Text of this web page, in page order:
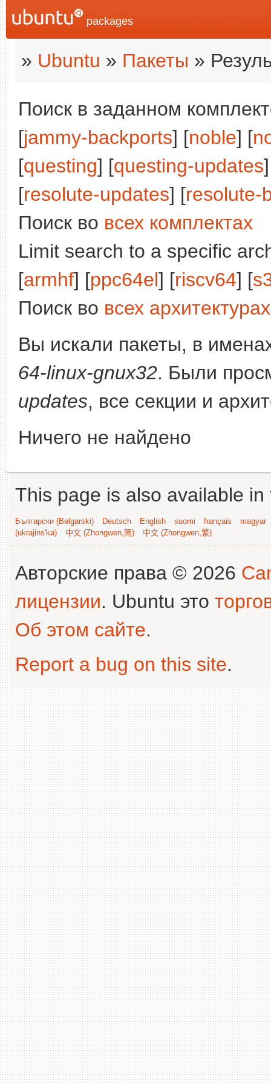
packages
» Ubuntu » Пакеты »
Поиск в заданном
[jammy-backports] [noble] [
[questing] [questing-updates
[resolute-updates] [resolute-
Поиск во всех комплектах
Limit search to a specific
[armhf] [ppc64el] [riscv64] [
Поиск во всех архитектурах
Вы искали пакеты, в
64-linux-gnux32. Были
updates, все секции и
Ничего не найдено
This page is also available
Български (Bəlgarski) Deutsch English suomi français
magyar
(ukrajins'ka)
中文 (Zhongwen,简) 中文 (Zhongwen,繁)
Авторские права © 2026
лицензии. Ubuntu это
Об этом сайте.
Report a bug on this site.